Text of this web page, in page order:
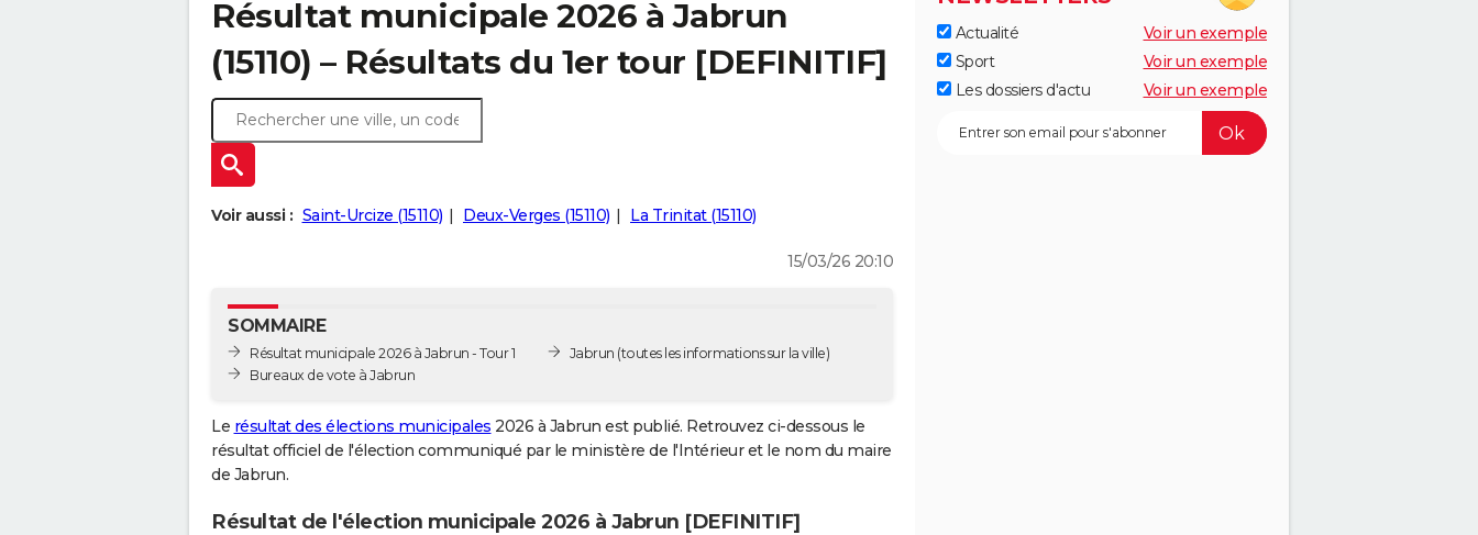
Résultat municipale 2026 à Jabrun
(15110) – Résultats du 1er tour [DEFINITIF]
Voir aussi : Saint-Urcize (15110) Deux-Verges (15110) La Trinitat (15110)
15/03/26 20:10
SOMMAIRE
Résultat municipale 2026 à Jabrun - Tour 1
Bureaux de vote à Jabrun
Jabrun (toutes les informations sur la ville)
Le résultat des élections municipales 2026 à Jabrun est publié. Retrouvez ci-dessous le
résultat officiel de l'élection communiqué par le ministère de l'Intérieur et le nom du maire
de Jabrun.
Résultat de l'élection municipale 2026 à Jabrun [DEFINITIF]
Actualité
Voir un exemple
Sport
Voir un exemple
Les dossiers d'actu
Voir un exemple